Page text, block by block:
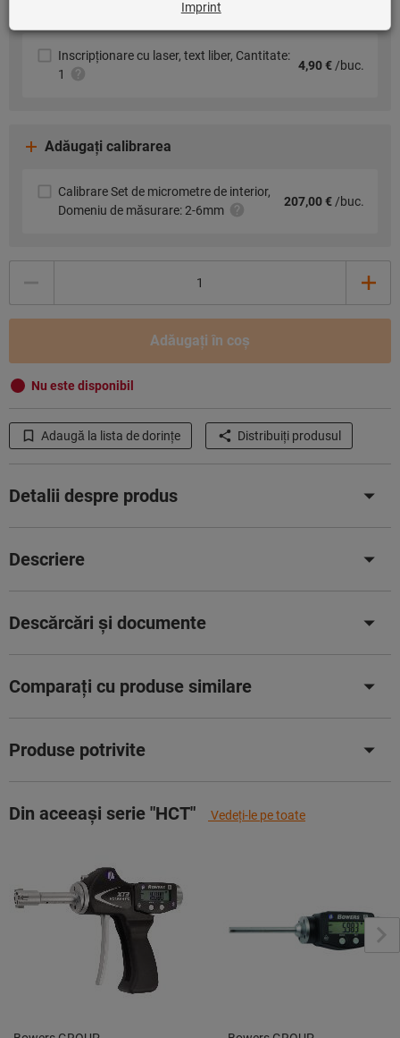
Inscripţionare cu laser, text liber, Cantitate:
1
4,90 € /buc.
Adăugați calibrarea
Calibrare Set de micrometre de interior,
Domeniu de măsurare: 2-6mm
207,00 € /buc.
Adăugaţi în coş
Nu este disponibil
Adaugă la lista de dorințe Distribuiţi produsul
Detalii despre produs
Descriere
Descărcări și documente
Comparați cu produse similare
Produse potrivite
Din aceeași serie "HCT" Vedeţi-le pe toate